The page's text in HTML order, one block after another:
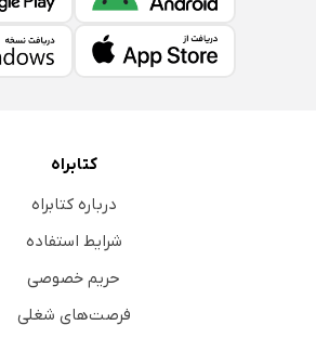
کتابراه
درباره کتابراه
شرایط استفاده
حریم خصوصی
فرصت‌های شغلی